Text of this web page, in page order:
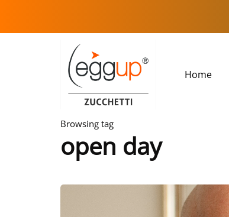
Home
Browsing tag
open day